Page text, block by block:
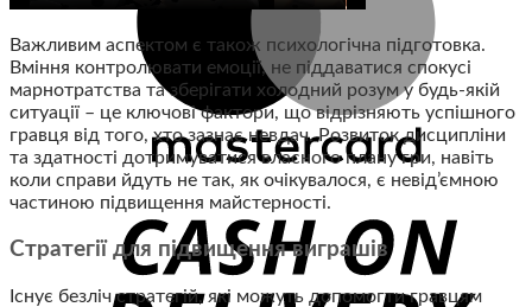
Важливим аспектом є також психологічна підготовка.
Вміння контролювати емоції, не піддаватися спокусі
марнотратства та зберігати холодний розум у будь-якій
ситуації – це ключові фактори, що відрізняють успішного
гравця від того, хто зазнає невдач. Розвиток дисципліни
та здатності дотримуватися власного плану гри, навіть
коли справи йдуть не так, як очікувалося, є невід’ємною
частиною підвищення майстерності.
Стратегії для підвищення виграшів
Існує безліч стратегій, які можуть допомогти гравцям